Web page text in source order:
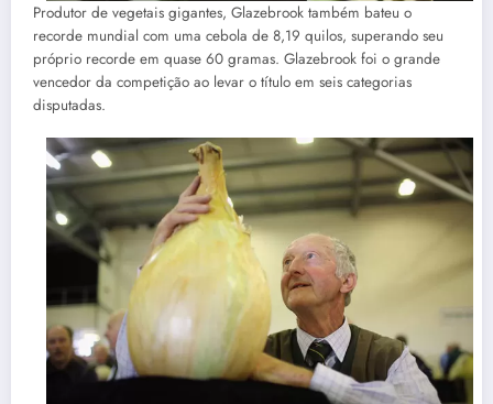
Produtor de vegetais gigantes, Glazebrook também bateu o
recorde mundial com uma cebola de 8,19 quilos, superando seu
próprio recorde em quase 60 gramas. Glazebrook foi o grande
vencedor da competição ao levar o título em seis categorias
disputadas.